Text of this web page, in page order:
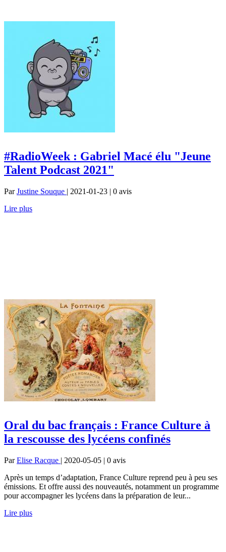
#RadioWeek : Gabriel Macé élu "Jeune
Talent Podcast 2021"
ParJustine Souque | 2021-01-23 | 0 avis
Lire plus
Oral du bac français : France Culture à
la rescousse des lycéens confinés
ParElise Racque | 2020-05-05 | 0 avis
Après un temps d’adaptation, France Culture reprend peu à peu ses
émissions. Et offre aussi des nouveautés, notamment un programme
pour accompagner les lycéens dans la préparation de leur...
Lire plus